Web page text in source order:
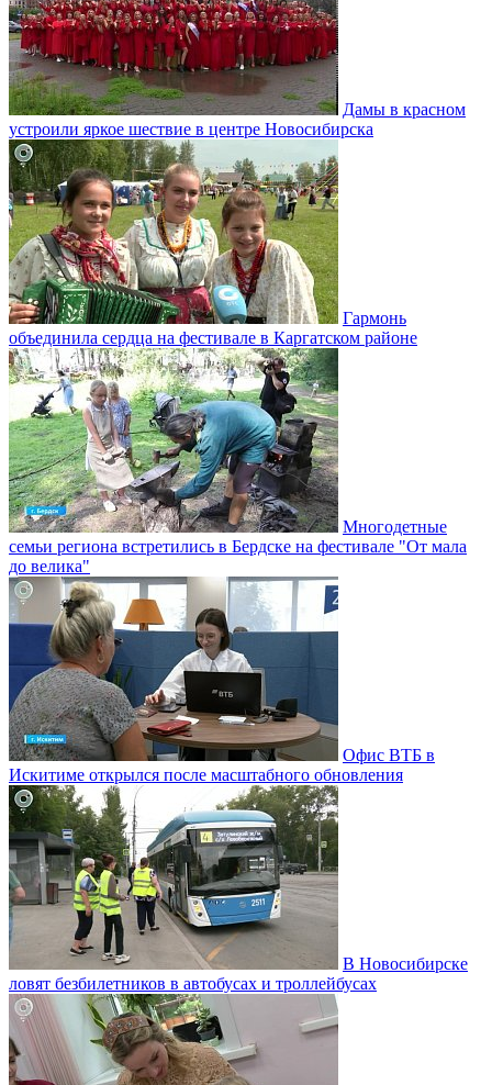
Дамы в красном
устроили яркое шествие в центре Новосибирска
Гармонь
объединила сердца на фестивале в Каргатском районе
Многодетные
семьи региона встретились в Бердске на фестивале "От мала
до велика"
Офис ВТБ в
Искитиме открылся после масштабного обновления
В Новосибирске
ловят безбилетников в автобусах и троллейбусах